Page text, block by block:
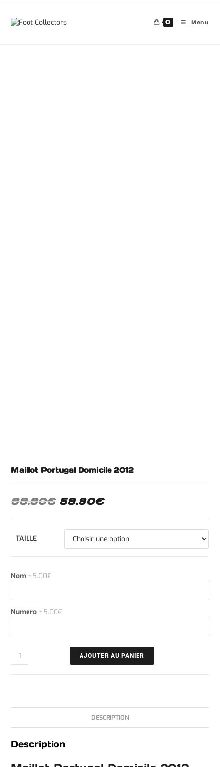
0 Menu
Maillot Portugal Domicile 2012
99.90€ 59.90€
TAILLE
Nom +5.00€
Numéro +5.00€
AJOUTER AU PANIER
DESCRIPTION
Description